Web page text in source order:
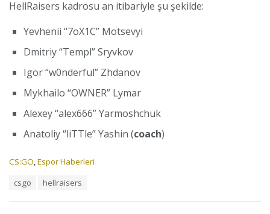
HellRaisers kadrosu an itibariyle şu şekilde:
Yevhenii “⁠7oX1C⁠” Motsevyi
Dmitriy “⁠Templ⁠” Sryvkov
Igor “⁠w0nderful⁠” Zhdanov
Mykhailo “⁠OWNER⁠” Lymar
Alexey “⁠alex666⁠” Yarmoshchuk
Anatoliy “⁠liTTle⁠” Yashin (coach)
C
CS:GO,Espor Haberleri
csgo hellraisers